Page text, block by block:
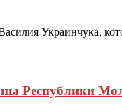
Украинчука,
Республики